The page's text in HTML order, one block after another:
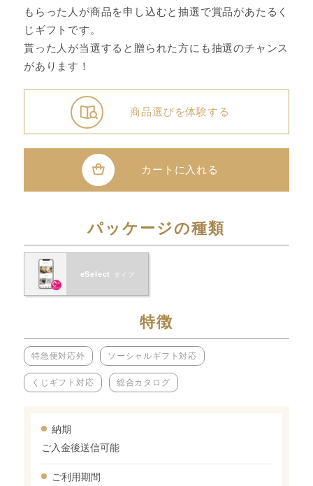
商品選びを体験する
もらった人が商品を申し込むと抽選で賞品があたるく
じギフトです。
貰った人が当選すると贈られた方にも抽選のチャンス
があります！
カートに入れる
パッケージの種類
eSelect タイプ
特徴
特急便対応外 ソーシャルギフト対応
くじギフト対応 総合カタログ
納期
ご入金後送信可能
ご利用期間